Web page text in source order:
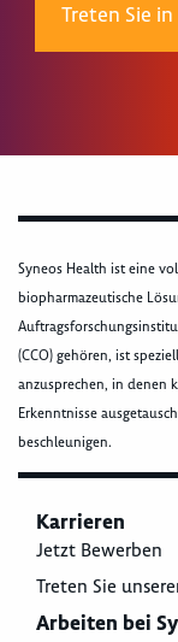
Treten Sie
Syneos Health ist eine
biopharmazeutische
(CCO) gehören, ist
anzusprechen, in denen
Erkenntnisse
beschleunigen.
Karrieren
Jetzt Bewerben
Treten Sie
Arbeiten bei